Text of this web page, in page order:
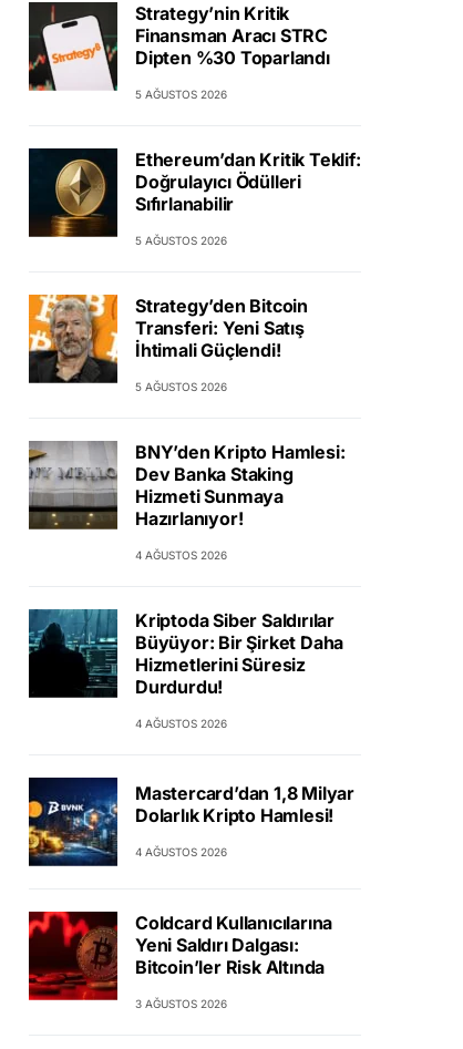
Strategy’nin Kritik
Finansman Aracı STRC
Dipten %30 Toparlandı
5 AĞUSTOS 2026
Ethereum’dan Kritik Teklif:
Doğrulayıcı Ödülleri
Sıfırlanabilir
5 AĞUSTOS 2026
Strategy’den Bitcoin
Transferi: Yeni Satış
İhtimali Güçlendi!
5 AĞUSTOS 2026
BNY’den Kripto Hamlesi:
Dev Banka Staking
Hizmeti Sunmaya
Hazırlanıyor!
4 AĞUSTOS 2026
Kriptoda Siber Saldırılar
Büyüyor: Bir Şirket Daha
Hizmetlerini Süresiz
Durdurdu!
4 AĞUSTOS 2026
Mastercard’dan 1,8 Milyar
Dolarlık Kripto Hamlesi!
4 AĞUSTOS 2026
Coldcard Kullanıcılarına
Yeni Saldırı Dalgası:
Bitcoin’ler Risk Altında
3 AĞUSTOS 2026